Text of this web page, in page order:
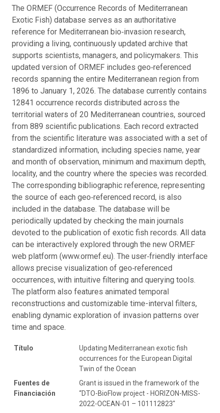
The ORMEF (Occurrence Records of Mediterranean
Exotic Fish) database serves as an authoritative
reference for Mediterranean bio‑invasion research,
providing a living, continuously updated archive that
supports scientists, managers, and policymakers. This
updated version of ORMEF includes geo‑referenced
records spanning the entire Mediterranean region from
1896 to January 1, 2026. The database currently contains
12841 occurrence records distributed across the
territorial waters of 20 Mediterranean countries, sourced
from 889 scientific publications. Each record extracted
from the scientific literature was associated with a set of
standardized information, including species name, year
and month of observation, minimum and maximum depth,
locality, and the country where the species was recorded.
The corresponding bibliographic reference, representing
the source of each geo‑referenced record, is also
included in the database. The database will be
periodically updated by checking the main journals
devoted to the publication of exotic fish records. All data
can be interactively explored through the new ORMEF
web platform (www.ormef.eu). The user‑friendly interface
allows precise visualization of geo‑referenced
occurrences, with intuitive filtering and querying tools.
The platform also features animated temporal
reconstructions and customizable time-interval filters,
enabling dynamic exploration of invasion patterns over
time and space.
Título
Updating Mediterranean exotic fish
occurrences for the European Digital
Twin of the Ocean
Fuentes de
Financiación
Grant is issued in the framework of the
“DTO-BioFlow project - HORIZON-MISS-
2022-OCEAN-01 – 101112823"